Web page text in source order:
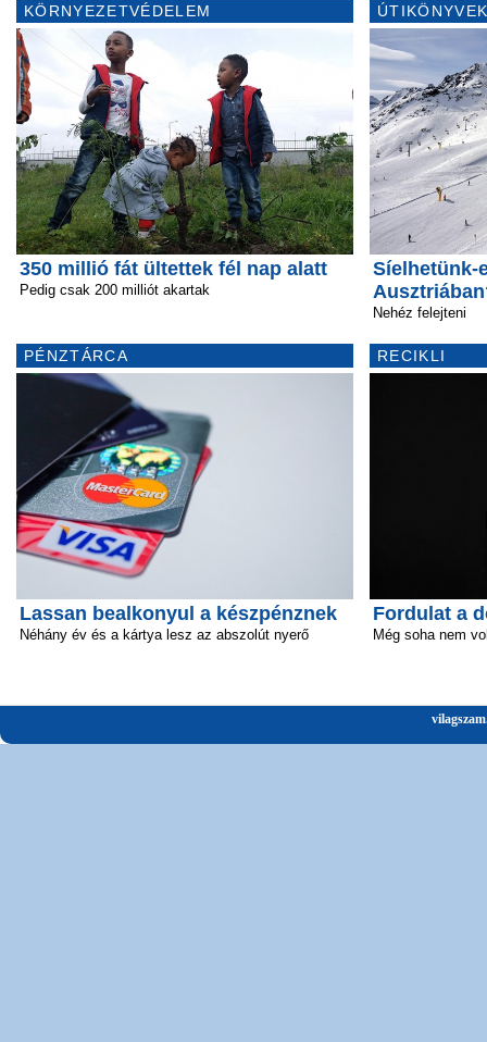
KÖRNYEZETVÉDELEM
350 millió fát ültettek fél nap alatt
Pedig csak 200 milliót akartak
PÉNZTÁRCA
Lassan bealkonyul a készpénznek
Néhány év és a kártya lesz az abszolút nyerő
Síelhetünk-
Nehéz felejteni
RECIKLI
Fordulat a
Még soha nem